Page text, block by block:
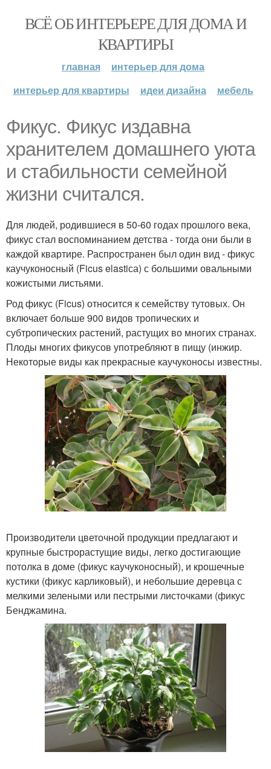
ВСЁ ОБ ИНТЕРЬЕРЕ ДЛЯ ДОМА И
КВАРТИРЫ
главная
интерьер для дома
интерьер для квартиры
идеи дизайна мебель
Фикус. Фикус издавна
хранителем домашнего уюта
и стабильности семейной
жизни считался.
Для людей, родившиеся в 50-60 годах прошлого века,
фикус стал воспоминанием детства - тогда они были в
каждой квартире. Распространен был один вид - фикус
каучуконосный (Ficus elastiса) с большими овальными
кожистыми листьями.
Род фикус (Ficus) относится к семейству тутовых. Он
включает больше 900 видов тропических и
субтропических растений, растущих во многих странах.
Плоды многих фикусов употребляют в пищу (инжир.
Некоторые виды как прекрасные каучуконосы известны.
Производители цветочной продукции предлагают и
крупные быстрорастущие виды, легко достигающие
потолка в доме (фикус каучуконосный), и крошечные
кустики (фикус карликовый), и небольшие деревца с
мелкими зелеными или пестрыми листочками (фикус
Бенджамина.